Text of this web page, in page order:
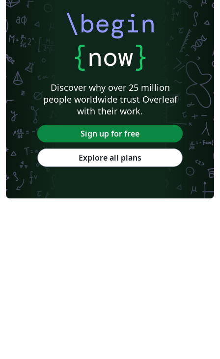
\begin
{now}
Discover why over 25 million
people worldwide trust Overleaf
with their work.
Sign up for free
Explore all plans